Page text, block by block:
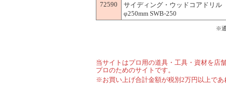
72590
サイディング・ウッドコアドリ
φ250mm SWB-250
※
当サイトはプロ用の道具・工具・資材を店
プロのためのサイトです。
※お買い上げ合計金額が税別2万円以上で